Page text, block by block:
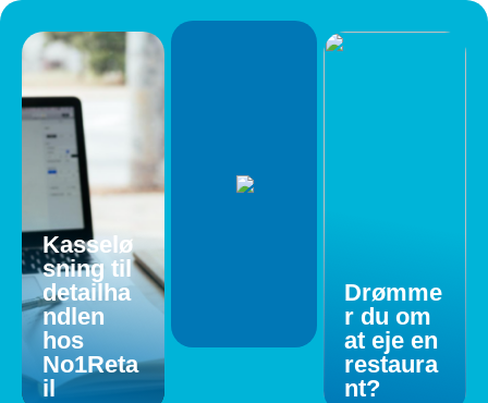
Kasselø
sning til
detailha
ndlen
hos
No1Reta
il
Drømme
r du om
at eje en
restaura
nt?